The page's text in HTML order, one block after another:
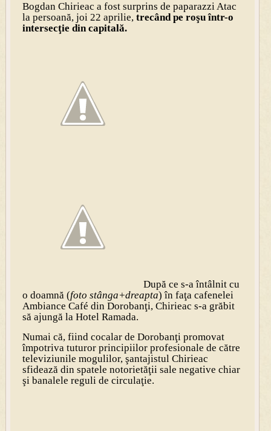
Bogdan Chirieac a fost surprins de paparazzi Atac
la persoană, joi 22 aprilie, trecând pe roşu într-o
intersecţie din capitală.
După ce s-a întâlnit cu
o doamnă (foto stânga+dreapta) în faţa cafenelei
Ambiance Café din Dorobanţi, Chirieac s-a grăbit
să ajungă la Hotel Ramada.
Numai că, fiind cocalar de Dorobanţi promovat
împotriva tuturor principiilor profesionale de către
televiziunile mogulilor, şantajistul Chirieac
sfidează din spatele notorietăţii sale negative chiar
şi banalele reguli de circulaţie.